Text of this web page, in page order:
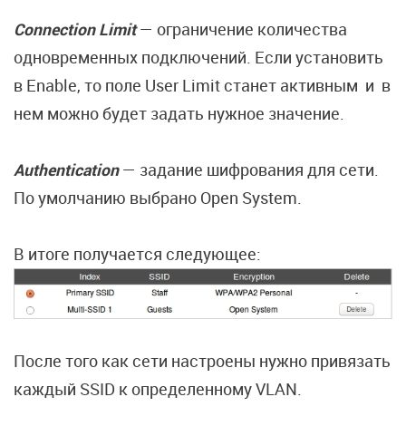
Connection Limit— ограничение количества
одновременных подключений. Если установить
в Enable, то поле User Limit станет активным и в
нем можно будет задать нужное значение.
Authentication— задание шифрования для сети.
По умолчанию выбрано Open System.
В итоге получается следующее:
После того как сети настроены нужно привязать
каждый SSID к определенному VLAN.